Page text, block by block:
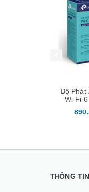
Bộ Thu
USB
Mua hàng
THÔNG